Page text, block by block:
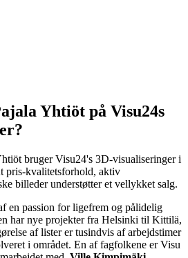
Yhtiöt på Visu24s
bruger Visu24's 3D-visualiseringer i
pris-kvalitetsforhold, aktiv
billeder understøtter et vellykket salg.
en passion for ligefrem og pålidelig
har nye projekter fra Helsinki til Kittilä,
af lister er tusindvis af arbejdstimer
i området. En af fagfolkene er Visu